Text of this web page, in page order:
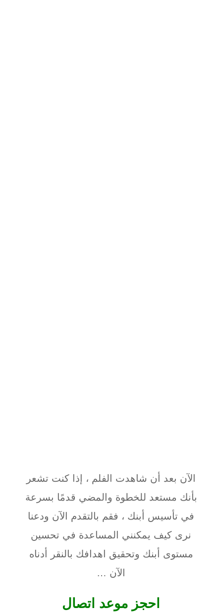
الآن بعد أن شاهدت الفلم ، إذا كنت تشعر
بأنك مستعد للخطوة والمضي قدمًا بسرعة
في تأسيس أبنك ، فقم بالتقدم الآن ودعنا
نرى كيف يمكنني المساعدة في تحسين
مستوى أبنك وتحقيق اهدافك بالنقر أدناه
الآن …
احجز موعد اتصال